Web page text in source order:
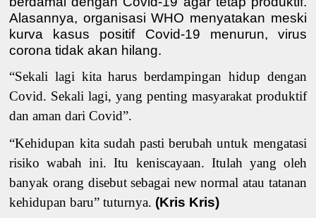
Alasannya, organisasi WHO menyatakan meski
kurva kasus positif Covid-19 menurun, virus
corona tidak akan hilang.
“Sekali lagi kita harus berdampingan hidup dengan
Covid. Sekali lagi, yang penting masyarakat produktif
dan aman dari Covid”.
“Kehidupan kita sudah pasti berubah untuk mengatasi
risiko wabah ini. Itu keniscayaan. Itulah yang oleh
banyak orang disebut sebagai new normal atau tatanan
kehidupan baru” tuturnya. (Kris Kris)